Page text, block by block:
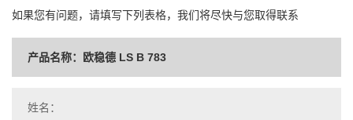
如果您有问题，请填写下列表格，我们将尽快与您取得联系